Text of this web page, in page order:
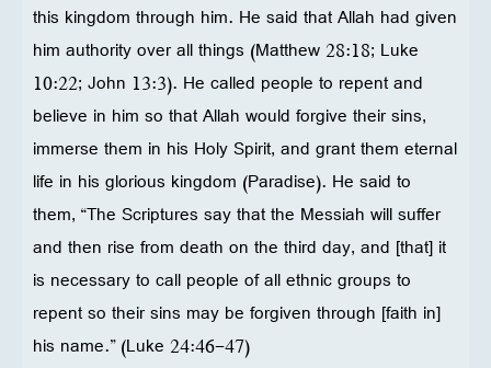
this kingdom through him. He said that Allah had given
him authority over all things (Matthew 28:18; Luke
10:22; John 13:3). He called people to repent and
believe in him so that Allah would forgive their sins,
immerse them in his Holy Spirit, and grant them eternal
life in his glorious kingdom (Paradise). He said to
them, “The Scriptures say that the Messiah will suffer
and then rise from death on the third day, and [that] it
is necessary to call people of all ethnic groups to
repent so their sins may be forgiven through [faith in]
his name.” (Luke 24:46-47)